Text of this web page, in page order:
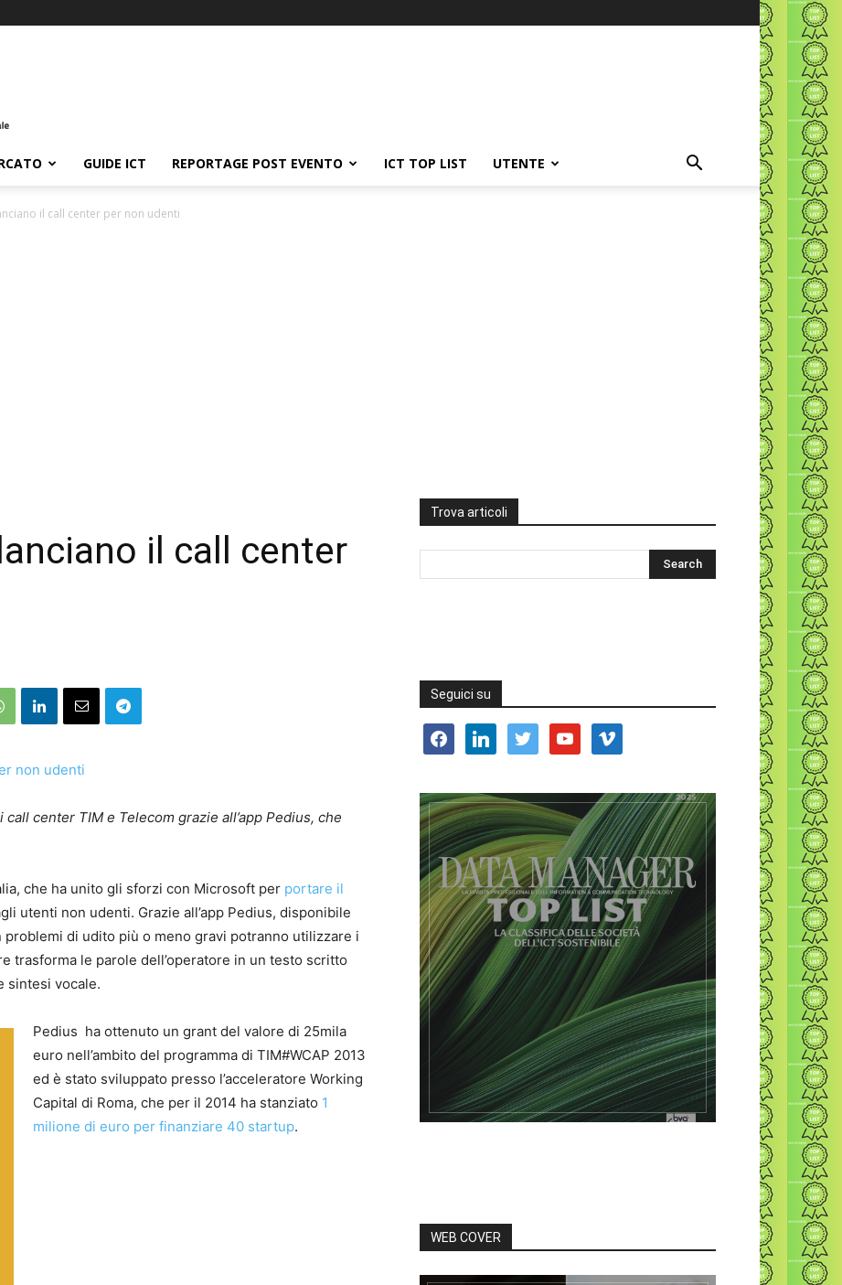
GUIDE ICT REPORTAGE POST EVENTO ICT TOP LIST UTENTE
il call center per non udenti
il call center
center TIM e Telecom grazie all’app Pedius, che
che ha unito gli sforzi con Microsoft per portare il
utenti non udenti. Grazie all’app Pedius, disponibile
di udito più o meno gravi potranno utilizzare i
trasforma le parole dell’operatore in un testo scritto
sintesi vocale.
Pedius ha ottenuto un grant del valore di 25mila
euro nell’ambito del programma di TIM#WCAP 2013
ed è stato sviluppato presso l’acceleratore Working
Capital di Roma, che per il 2014 ha stanziato 1
milione di euro per finanziare 40 startup.
Trova articoli
Seguici su
facebooklinkedin twitter youtube vimeo
WEB COVER